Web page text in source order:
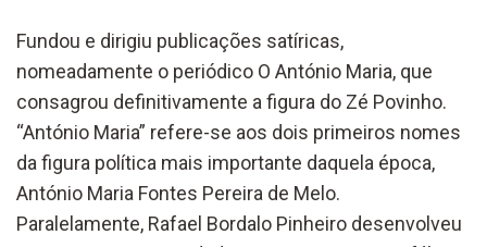
Fundou e dirigiu publicações satíricas,
nomeadamente o periódico O António Maria, que
consagrou definitivamente a figura do Zé Povinho.
“António Maria” refere-se aos dois primeiros nomes
da figura política mais importante daquela época,
António Maria Fontes Pereira de Melo.
Paralelamente, Rafael Bordalo Pinheiro desenvolveu